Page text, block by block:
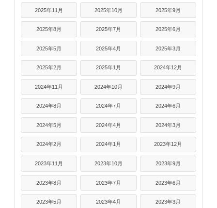
2025年11月 2025年10月 2025年9月
2025年8月 2025年7月 2025年6月
2025年5月 2025年4月 2025年3月
2025年2月 2025年1月 2024年12月
2024年11月 2024年10月 2024年9月
2024年8月 2024年7月 2024年6月
2024年5月 2024年4月 2024年3月
2024年2月 2024年1月 2023年12月
2023年11月 2023年10月 2023年9月
2023年8月 2023年7月 2023年6月
2023年5月 2023年4月 2023年3月